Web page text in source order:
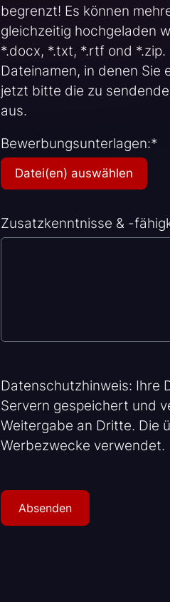
begrenzt! Es können
gleichzeitig hochgeladen
*.docx, *.txt, *.rtf ond
Dateinamen, in denen Sie
jetzt bitte die zu
aus.
Bewerbungsunterlagen:*
Zusatzkenntnisse & -
Datenschutzhinweis: Ihre
Servern gespeichert und
Weitergabe an Dritte. Die
Werbezwecke verwendet.